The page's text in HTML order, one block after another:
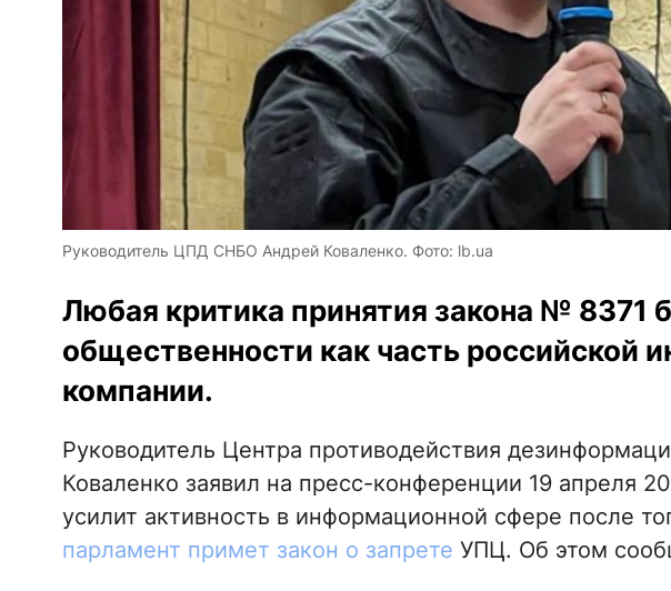
Руководитель ЦПД СНБО Андрей Коваленко. Фото: lb.ua
Любая критика принятия закона № 8371
общественности как часть российской
компании.
Руководитель Центра противодействия
Коваленко заявил на пресс-конференции 19 апреля
усилит активность в информационной сфере после
парламент примет закон о запрете УПЦ. Об этом